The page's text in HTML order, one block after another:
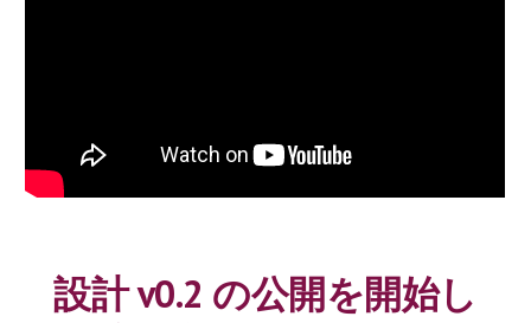
設計 v0.2 の公開を開始し